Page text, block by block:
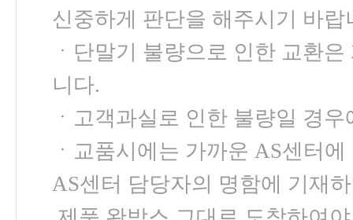
신중하게 판단을 해주시기 바랍
ㆍ단말기 불량으로 인한 교환
니다.
ㆍ고객과실로 인한 불량일 경
ㆍ교품시에는 가까운 AS센터
AS센터 담당자의 명함에 기재